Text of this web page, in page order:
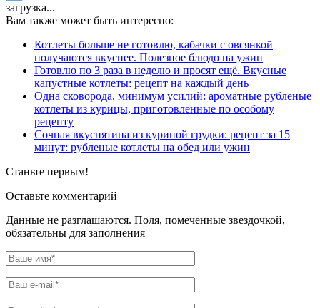
загрузка...
Вам также может быть интересно:
Котлеты больше не готовлю, кабачки с овсянкой
получаются вкуснее. Полезное блюдо на ужин
Готовлю по 3 раза в неделю и просят ещё. Вкусные
капустные котлеты: рецепт на каждый день
Одна сковорода, минимум усилий: ароматные рубленые
котлеты из курицы, приготовленные по особому
рецепту
Сочная вкуснятина из куриной грудки: рецепт за 15
минут: рубленые котлеты на обед или ужин
Станьте первым!
Оставьте комментарий
Данные не разглашаются. Поля, помеченные звездочкой,
обязательны для заполнения